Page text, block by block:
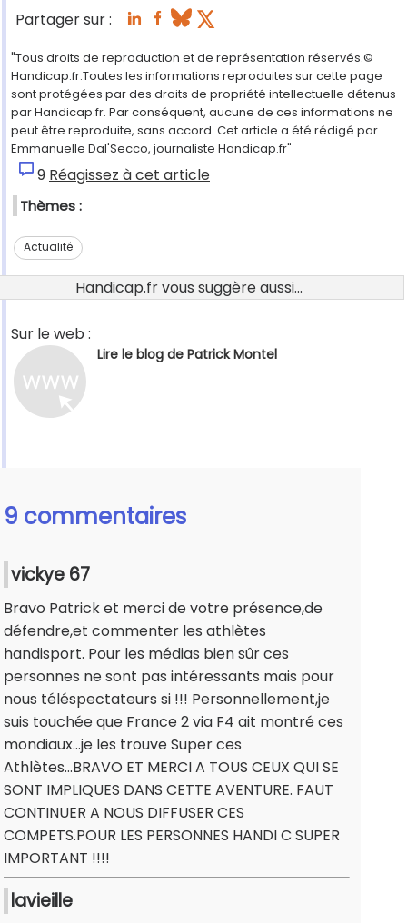
Partager sur :
"Tous droits de reproduction et de représentation réservés.©
Handicap.fr.Toutes les informations reproduites sur cette page
sont protégées par des droits de propriété intellectuelle détenus
par Handicap.fr. Par conséquent, aucune de ces informations ne
peut être reproduite, sans accord. Cet article a été rédigé par
Emmanuelle Dal'Secco, journaliste Handicap.fr"
9 Réagissez à cet article
Thèmes :
Actualité
Handicap.fr vous suggère aussi...
Sur le web :
Lire le blog de Patrick Montel
9 commentaires
vickye 67
Bravo Patrick et merci de votre présence,de
défendre,et commenter les athlètes
handisport. Pour les médias bien sûr ces
personnes ne sont pas intéressants mais pour
nous téléspectateurs si !!! Personnellement,je
suis touchée que France 2 via F4 ait montré ces
mondiaux...je les trouve Super ces
Athlètes...BRAVO ET MERCI A TOUS CEUX QUI SE
SONT IMPLIQUES DANS CETTE AVENTURE. FAUT
CONTINUER A NOUS DIFFUSER CES
COMPETS.POUR LES PERSONNES HANDI C SUPER
IMPORTANT !!!!
lavieille